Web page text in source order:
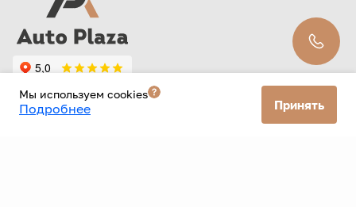
Мы используем cookies
Подробнее Принять